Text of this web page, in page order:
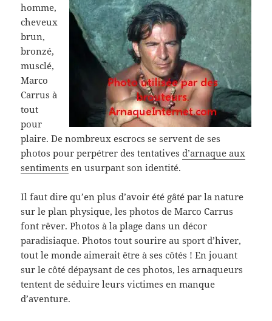
homme,
cheveux
brun,
bronzé,
musclé,
Marco
Carrus à
tout
pour
plaire. De nombreux escrocs se servent de ses
photos pour perpétrer des tentativesd’arnaque aux
sentiments en usurpant son identité.
Il faut dire qu’en plus d’avoir été gâté par la nature
sur le plan physique, les photos de Marco Carrus
font rêver. Photos à la plage dans un décor
paradisiaque. Photos tout sourire au sport d’hiver,
tout le monde aimerait être à ses côtés ! En jouant
sur le côté dépaysant de ces photos, les arnaqueurs
tentent de séduire leurs victimes en manque
d’aventure.